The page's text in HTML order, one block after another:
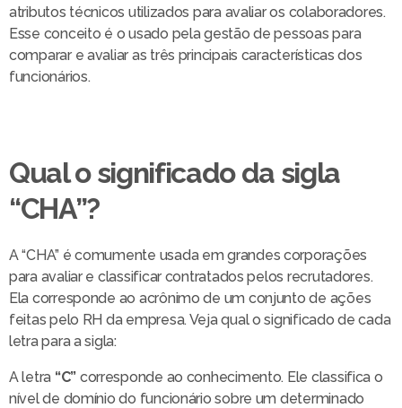
atributos técnicos utilizados para avaliar os colaboradores.
Esse conceito é o usado pela gestão de pessoas para
comparar e avaliar as três principais características dos
funcionários.
Qual o significado da sigla
“CHA”?
A “CHA” é comumente usada em grandes corporações
para avaliar e classificar contratados pelos recrutadores.
Ela corresponde ao acrônimo de um conjunto de ações
feitas pelo RH da empresa. Veja qual o significado de cada
letra para a sigla:
A letra “C” corresponde ao conhecimento. Ele classifica o
nível de domínio do funcionário sobre um determinado